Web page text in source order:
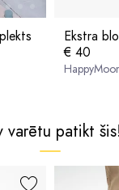
Ekstra
€ 40
varētu patikt šis!